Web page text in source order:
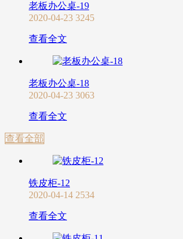
老板办公桌-19
2020-04-23 3245
查看全文
老板办公桌-18
2020-04-23 3063
查看全文
查看全部
铁皮柜-12
2020-04-14 2534
查看全文